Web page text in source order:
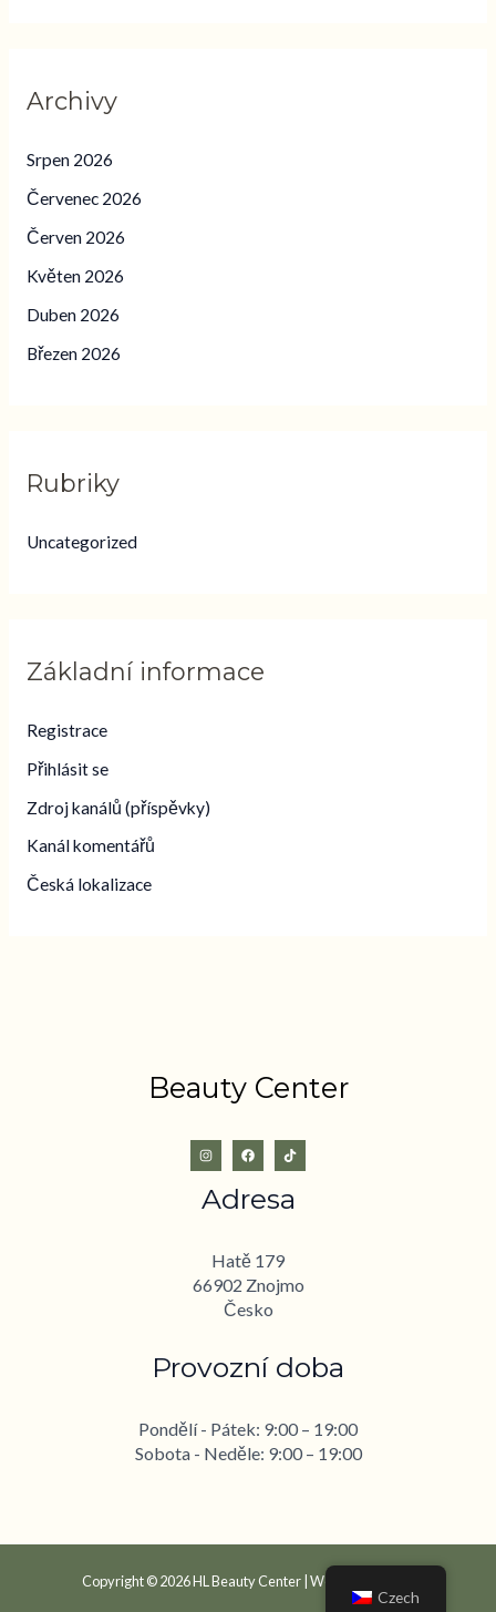
Archivy
Srpen 2026
Červenec 2026
Červen 2026
Květen 2026
Duben 2026
Březen 2026
Rubriky
Uncategorized
Základní informace
Registrace
Přihlásit se
Zdroj kanálů (příspěvky)
Kanál komentářů
Česká lokalizace
Beauty Center
Adresa
Hatě 179
66902 Znojmo
Česko
Provozní doba
Pondělí - Pátek: 9:00 – 19:00
Sobota - Neděle: 9:00 – 19:00
Copyright © 2026 HL Beauty Center | Website by
Czech